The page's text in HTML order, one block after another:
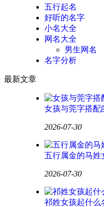
五行起名
好听的名字
小名大全
网名大全
男生网名
名字分析
最新文章
女孩与莞字搭配
2026-07-30
五行属金的马姓
2026-07-30
祁姓女孩起什么